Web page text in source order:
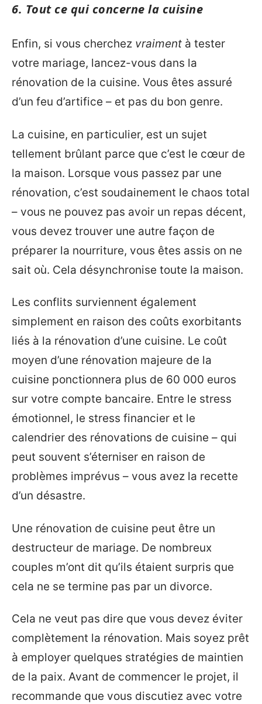
6. Tout ce qui concerne la cuisine
Enfin, si vous cherchez vraiment à tester
votre mariage, lancez-vous dans la
rénovation de la cuisine. Vous êtes assuré
d’un feu d’artifice – et pas du bon genre.
La cuisine, en particulier, est un sujet
tellement brûlant parce que c’est le cœur de
la maison. Lorsque vous passez par une
rénovation, c’est soudainement le chaos total
– vous ne pouvez pas avoir un repas décent,
vous devez trouver une autre façon de
préparer la nourriture, vous êtes assis on ne
sait où. Cela désynchronise toute la maison.
Les conflits surviennent également
simplement en raison des coûts exorbitants
liés à la rénovation d’une cuisine. Le coût
moyen d’une rénovation majeure de la
cuisine ponctionnera plus de 60 000 euros
sur votre compte bancaire. Entre le stress
émotionnel, le stress financier et le
calendrier des rénovations de cuisine – qui
peut souvent s’éterniser en raison de
problèmes imprévus – vous avez la recette
d’un désastre.
Une rénovation de cuisine peut être un
destructeur de mariage. De nombreux
couples m’ont dit qu’ils étaient surpris que
cela ne se termine pas par un divorce.
Cela ne veut pas dire que vous devez éviter
complètement la rénovation. Mais soyez prêt
à employer quelques stratégies de maintien
de la paix. Avant de commencer le projet, il
recommande que vous discutiez avec votre